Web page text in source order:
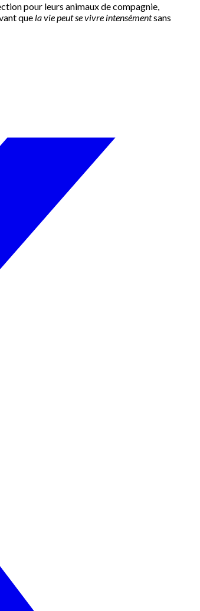
pour leurs animaux de compagnie,
quela vie peut se vivre intensémentsans